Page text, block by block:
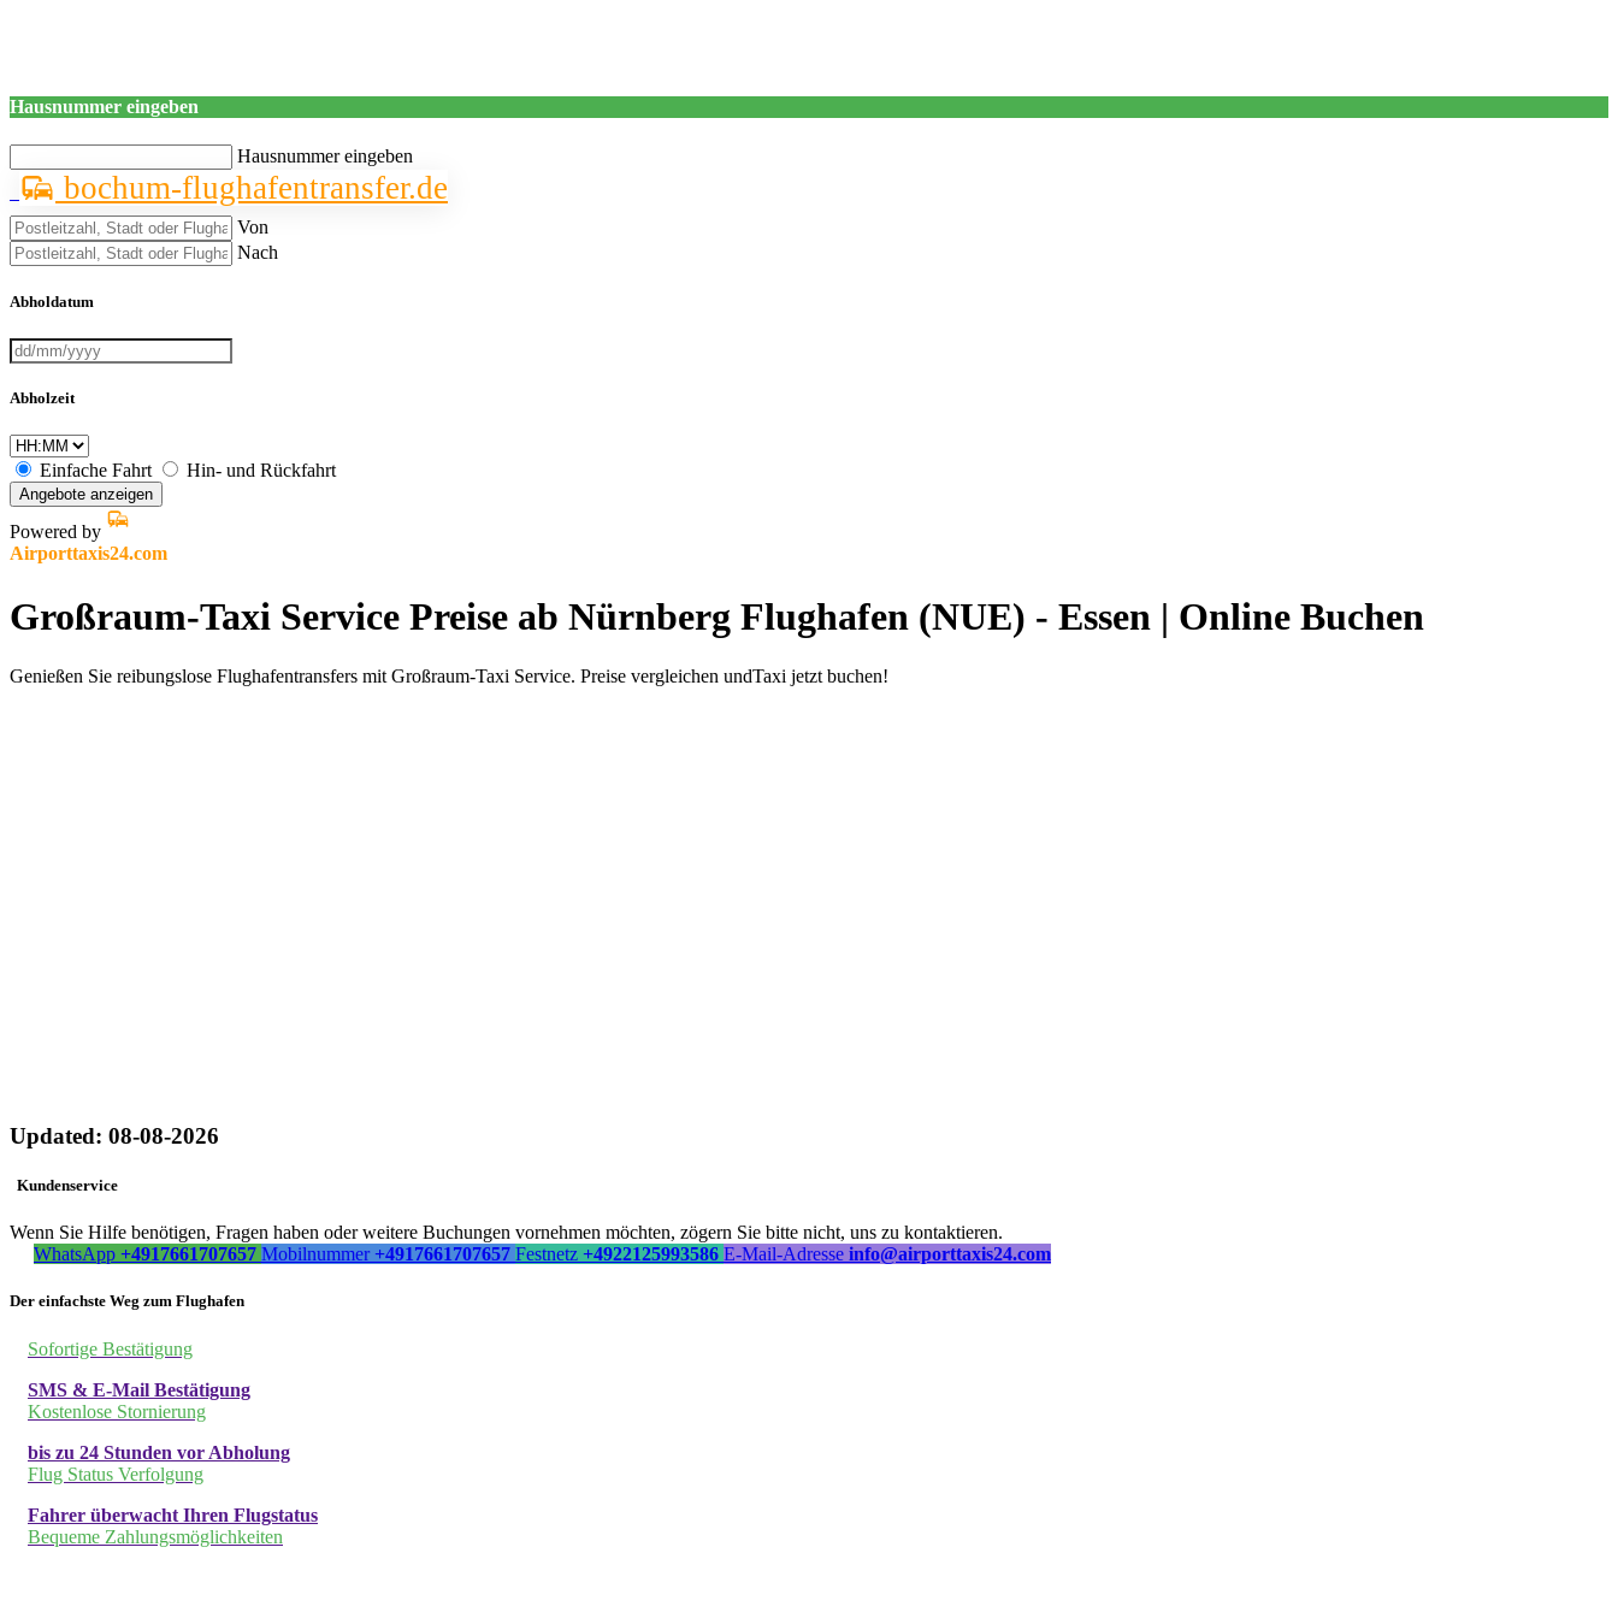
Hausnummer eingeben
Hausnummer eingeben
bochum-flughafentransfer.de
Von
Nach
Abholdatum
Abholzeit
Einfache Fahrt Hin- und Rückfahrt
Angebote anzeigen
Powered by
Airporttaxis24.com
Großraum-Taxi Service Preise ab Nürnberg Flughafen (NUE) - Essen | Online Buchen
Genießen Sie reibungslose Flughafentransfers mit Großraum-Taxi Service. Preise vergleichen undTaxi jetzt buchen!
Updated: 08-08-2026
Kundenservice
Wenn Sie Hilfe benötigen, Fragen haben oder weitere Buchungen vornehmen möchten, zögern Sie bitte nicht, uns zu kontaktieren.
WhatsApp +4917661707657 Mobilnummer +4917661707657 Festnetz +4922125993586 E-Mail-Adresse info@airporttaxis24.com
Der einfachste Weg zum Flughafen
Sofortige Bestätigung
SMS & E-Mail Bestätigung
Kostenlose Stornierung
bis zu 24 Stunden vor Abholung
Flug Status Verfolgung
Fahrer überwacht Ihren Flugstatus
Bequeme Zahlungsmöglichkeiten